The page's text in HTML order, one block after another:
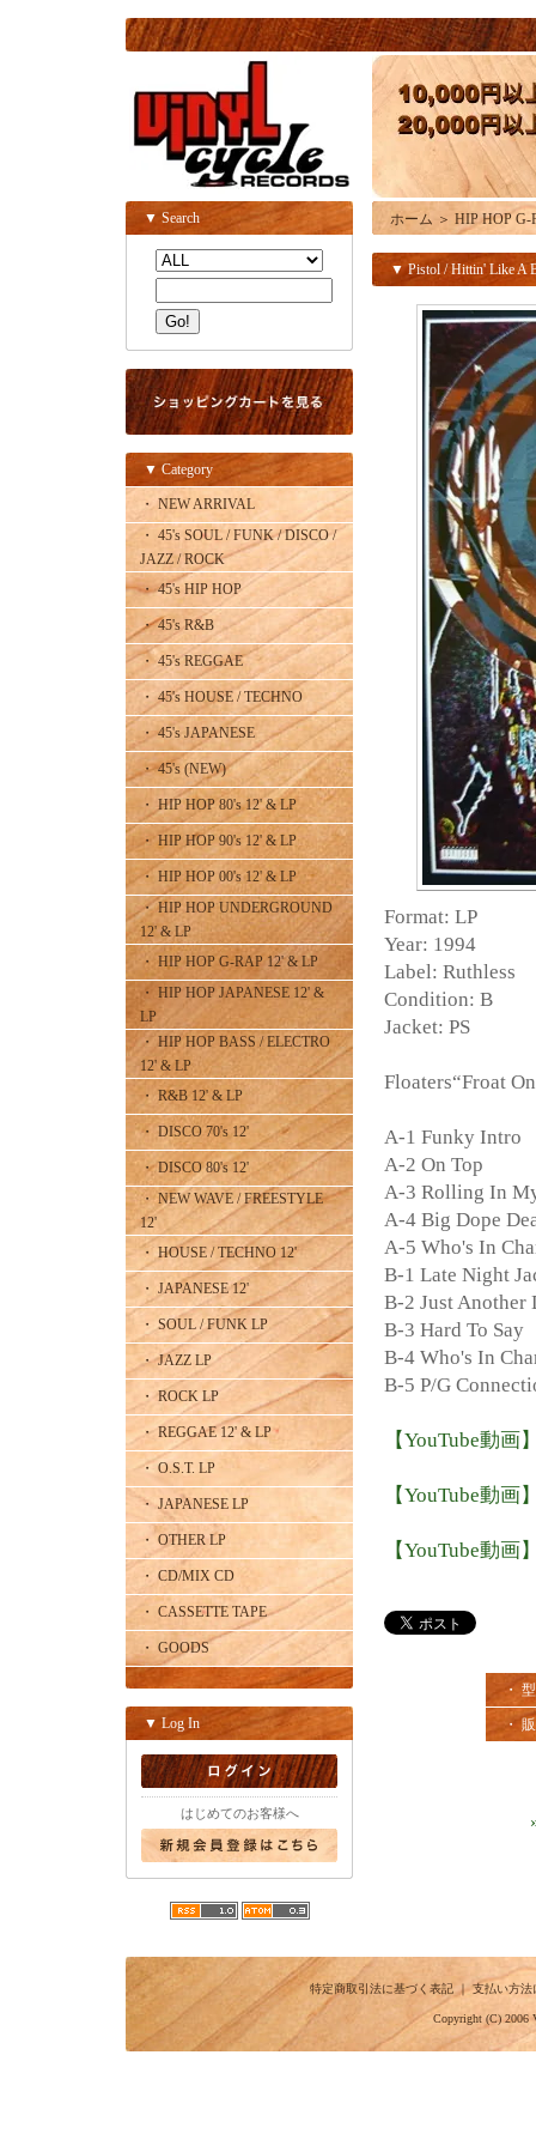
▼ Search
▼ Category
・ NEW ARRIVAL
・ 45's SOUL / FUNK / DISCO /
JAZZ / ROCK
・ 45's HIP HOP
・ 45's R&B
・ 45's REGGAE
・ 45's HOUSE / TECHNO
・ 45's JAPANESE
・ 45's (NEW)
・ HIP HOP 80's 12' & LP
・ HIP HOP 90's 12' & LP
・ HIP HOP 00's 12' & LP
・ HIP HOP UNDERGROUND
12' & LP
・ HIP HOP G-RAP 12' & LP
・ HIP HOP JAPANESE 12' &
LP
・ HIP HOP BASS / ELECTRO
12' & LP
・ R&B 12' & LP
・ DISCO 70's 12'
・ DISCO 80's 12'
・ NEW WAVE / FREESTYLE
12'
・ HOUSE / TECHNO 12'
・ JAPANESE 12'
・ SOUL / FUNK LP
・ JAZZ LP
・ ROCK LP
・ REGGAE 12' & LP
・ O.S.T. LP
・ JAPANESE LP
・ OTHER LP
・ CD/MIX CD
・ CASSETTE TAPE
・ GOODS
▼ Log In
はじめてのお客様へ
ホーム ＞ HIP HOP G-
▼ Pistol / Hittin' Like A
Format: LP
Year: 1994
Label: Ruthless
Condition: B
Jacket: PS
Floaters“Froat
A-1 Funky Intro
A-2 On Top
A-3 Rolling In
A-4 Big Dope
A-5 Who's In
B-1 Late Night
B-2 Just Another
B-3 Hard To Say
B-4 Who's In
B-5 P/G
【YouTube動画
【YouTube動画
【YouTube動画
・
・
特定商取引法に基づく表記｜支払い方法
Copyright (C) 2006